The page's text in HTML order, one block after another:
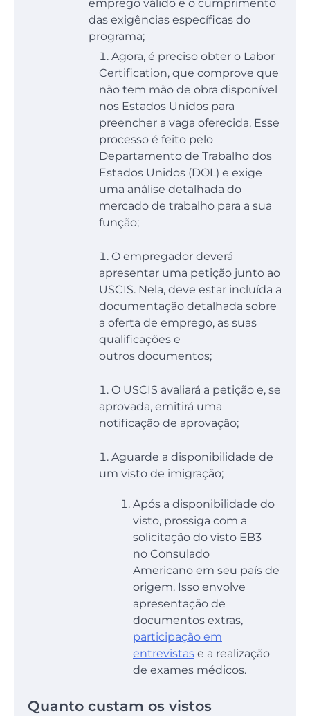
emprego válido e o cumprimento
das exigências específicas do
programa;
Agora, é preciso obter o Labor
Certification, que comprove que
não tem mão de obra disponível
nos Estados Unidos para
preencher a vaga oferecida. Esse
processo é feito pelo
Departamento de Trabalho dos
Estados Unidos (DOL) e exige
uma análise detalhada do
mercado de trabalho para a sua
função;
O empregador deverá
apresentar uma petição junto ao
USCIS. Nela, deve estar incluída a
documentação detalhada sobre
a oferta de emprego, as suas
qualificações e
outros documentos;
O USCIS avaliará a petição e, se
aprovada, emitirá uma
notificação de aprovação;
Aguarde a disponibilidade de
um visto de imigração;
Após a disponibilidade do
visto, prossiga com a
solicitação do visto EB3
no Consulado
Americano em seu país de
origem. Isso envolve
apresentação de
documentos extras,
participação em
entrevistas e a realização
de exames médicos.
Quanto custam os vistos